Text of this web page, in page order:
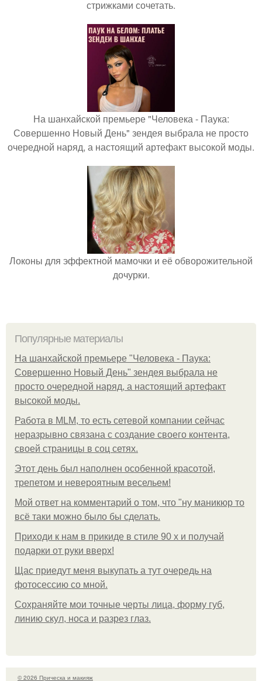
стрижками сочетать.
На шанхайской премьере "Человека - Паука:
Совершенно Новый День" зендея выбрала не просто
очередной наряд, а настоящий артефакт высокой моды.
Локоны для эффектной мамочки и её обворожительной
дочурки.
Популярные материалы
На шанхайской премьере "Человека - Паука:
Совершенно Новый День" зендея выбрала не
просто очередной наряд, а настоящий артефакт
высокой моды.
Работа в MLM, то есть сетевой компании сейчас
неразрывно связана с создание своего контента,
своей страницы в соц сетях.
Этот день был наполнен особенной красотой,
трепетом и невероятным весельем!
Мой ответ на комментарий о том, что "ну маникюр то
всё таки можно было бы сделать.
Приходи к нам в прикиде в стиле 90 х и получай
подарки от руки вверх!
Щас приедут меня выкупать а тут очередь на
фотосессию со мной.
Сохраняйте мои точные черты лица, форму губ,
линию скул, носа и разрез глаз.
© 2026 Прическа и макияж